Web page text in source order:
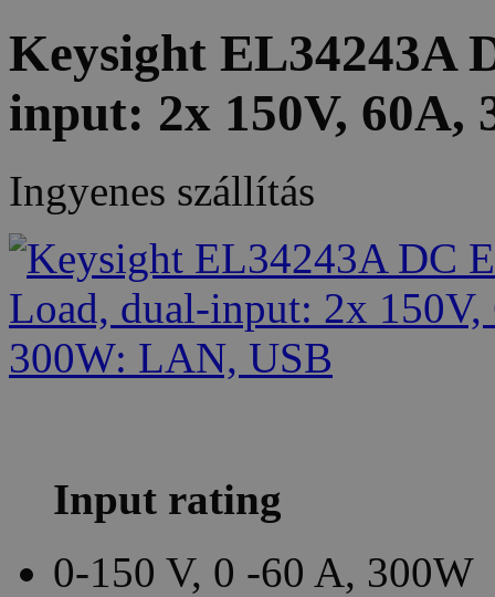
Keysight EL34243A
input: 2x 150V, 60A,
Ingyenes szállítás
Input rating
0-150 V, 0 -60 A, 300W